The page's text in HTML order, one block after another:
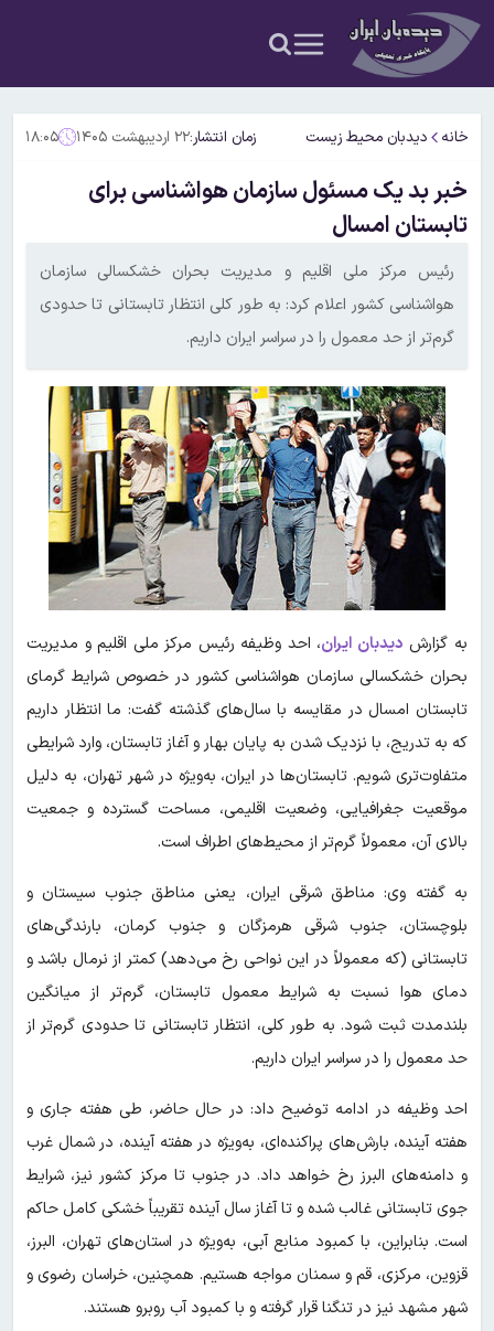
خانه دیدبان محیط زیست زمان انتشار:۲۲ اردیبهشت ۱۴۰۵ ۱۸:۰۵
خبر بد یک مسئول سازمان هواشناسی برای
تابستان امسال
رئیس مرکز ملی اقلیم و مدیریت بحران خشکسالی سازمان
هواشناسی کشور اعلام کرد: به طور کلی انتظار تابستانی تا حدودی
گرم‌تر از حد معمول را در سراسر ایران داریم.
به گزارش دیدبان ایران، احد وظیفه رئیس مرکز ملی اقلیم و مدیریت
بحران خشکسالی سازمان هواشناسی کشور در خصوص شرایط گرمای
تابستان امسال در مقایسه با سال‌های گذشته گفت: ما انتظار داریم
که به تدریج، با نزدیک شدن به پایان بهار و آغاز تابستان، وارد شرایطی
متفاوت‌تری شویم. تابستان‌ها در ایران، به‌ویژه در شهر تهران، به دلیل
موقعیت جغرافیایی، وضعیت اقلیمی، مساحت گسترده و جمعیت
بالای آن، معمولاً گرم‌تر از محیط‌های اطراف است.
به گفته وی:‌ مناطق شرقی ایران، یعنی مناطق جنوب سیستان و
بلوچستان، جنوب شرقی هرمزگان و جنوب کرمان، بارندگی‌های
تابستانی (که معمولاً در این نواحی رخ می‌دهد) کمتر از نرمال باشد و
دمای هوا نسبت به شرایط معمول تابستان، گرم‌تر از میانگین
بلندمدت ثبت شود. به طور کلی، انتظار تابستانی تا حدودی گرم‌تر از
حد معمول را در سراسر ایران داریم.
احد وظیفه در ادامه توضیح داد: در حال حاضر، طی هفته جاری و
هفته آینده، بارش‌های پراکنده‌ای، به‌ویژه در هفته آینده، در شمال غرب
و دامنه‌های البرز رخ خواهد داد. در جنوب تا مرکز کشور نیز، شرایط
جوی تابستانی غالب شده و تا آغاز سال آینده تقریباً خشکی کامل حاکم
است. بنابراین، با کمبود منابع آبی، به‌ویژه در استان‌های تهران، البرز،
قزوین، مرکزی، قم و سمنان مواجه هستیم. همچنین، خراسان رضوی و
شهر مشهد نیز در تنگنا قرار گرفته و با کمبود آب روبرو هستند.